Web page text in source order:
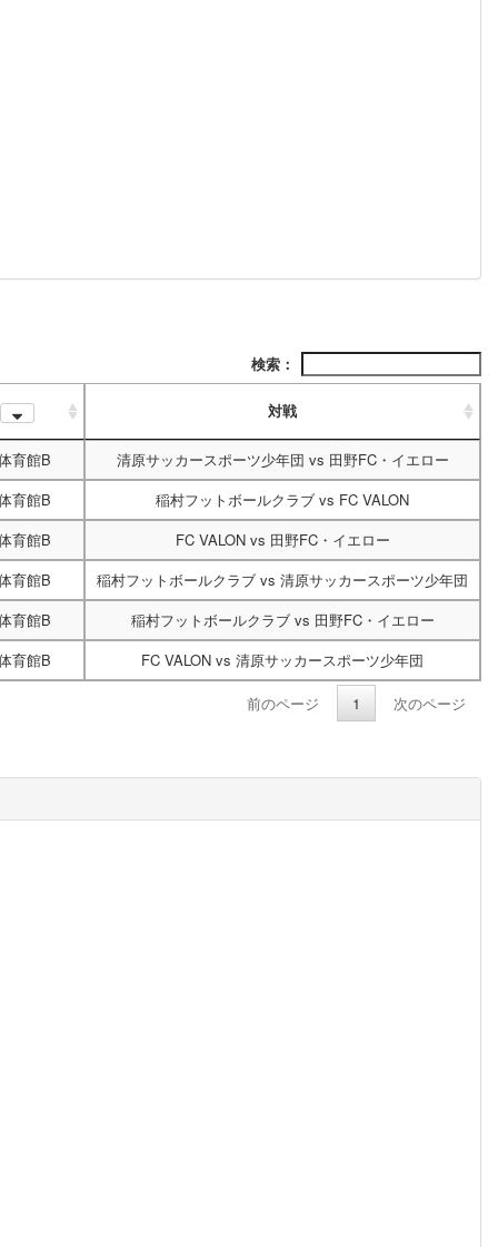
検索：
対戦
育館B 清原サッカースポーツ少年団 vs 田野FC・イエロー
育館B 稲村フットボールクラブ vs FC VALON
育館B FC VALONvs 田野FC・イエロー
育館B 稲村フットボールクラブ vs 清原サッカースポーツ少年団
育館B 稲村フットボールクラブvs 田野FC・イエロー
育館B FC VALON vs 清原サッカースポーツ少年団
前のページ 1 次のページ